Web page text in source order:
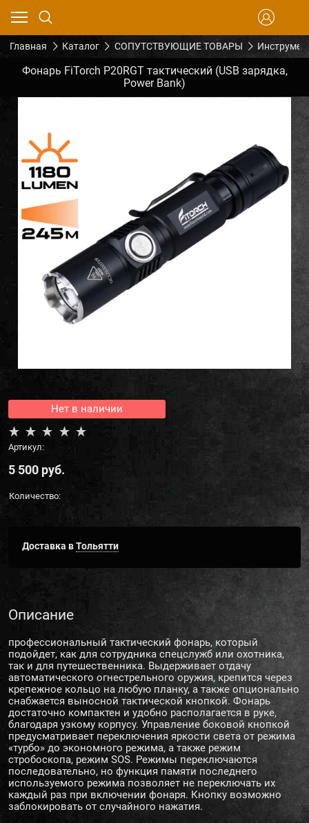
Главная Каталог СОПУТСТВУЮЩИЕ ТОВАРЫ
Фонарь FiTorch P20RGT тактический (USB зарядка,
Power Bank)
Нет в наличии
Артикул:
5 500 руб.
Количество:
Доставка вТольятти
Описание
профессиональный тактический фонарь, который
подойдет, как для сотрудника спецслужб или охотника,
так и для путешественника. Выдерживает отдачу
автоматического огнестрельного оружия, крепится через
крепежное кольцо на любую планку, а также опционально
снабжается выносной тактической кнопкой. Фонарь
достаточно компактен и удобно располагается в руке,
благодаря узкому корпусу. Управление боковой кнопкой
предусматривает переключения яркости света от режима
«турбо» до экономного режима, а также режим
стробоскопа, режим SOS. Режимы переключаются
последовательно, но функция памяти последнего
используемого режима позволяет не переключать их
каждый раз при включении фонаря. Кнопку возможно
заблокировать от случайного нажатия.